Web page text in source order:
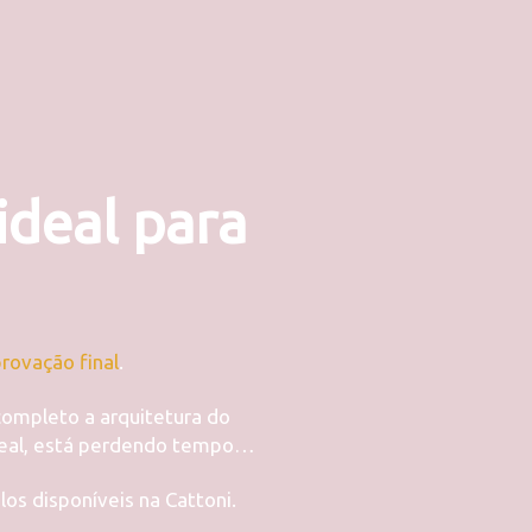
para
final.
a arquitetura do
está perdendo tempo…
disponíveis na Cattoni.